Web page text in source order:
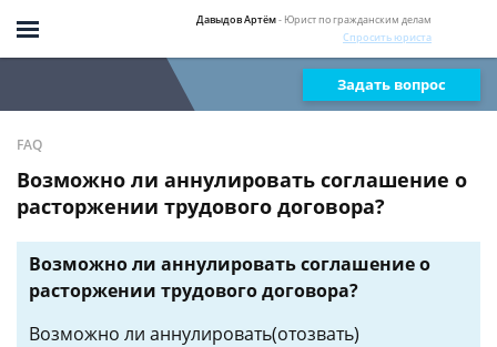
Давыдов Артём- Юрист по гражданским делам
Спросить юриста
Задать вопрос
FAQ
Возможно ли аннулировать соглашение о
расторжении трудового договора?
Возможно ли аннулировать соглашение о
расторжении трудового договора?
Возможно ли аннулировать(отозвать)